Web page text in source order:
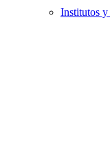
Institutos y